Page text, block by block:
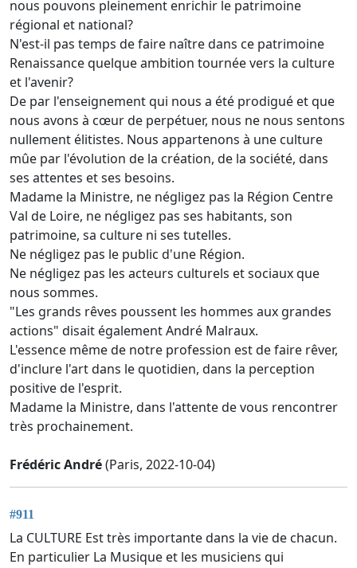
nous pouvons pleinement enrichir le patrimoine
régional et national?
N'est-il pas temps de faire naître dans ce patrimoine
Renaissance quelque ambition tournée vers la culture
et l'avenir?
De par l'enseignement qui nous a été prodigué et que
nous avons à cœur de perpétuer, nous ne nous sentons
nullement élitistes. Nous appartenons à une culture
mûe par l'évolution de la création, de la société, dans
ses attentes et ses besoins.
Madame la Ministre, ne négligez pas la Région Centre
Val de Loire, ne négligez pas ses habitants, son
patrimoine, sa culture ni ses tutelles.
Ne négligez pas le public d'une Région.
Ne négligez pas les acteurs culturels et sociaux que
nous sommes.
"Les grands rêves poussent les hommes aux grandes
actions" disait également André Malraux.
L'essence même de notre profession est de faire rêver,
d'inclure l'art dans le quotidien, dans la perception
positive de l'esprit.
Madame la Ministre, dans l'attente de vous rencontrer
très prochainement.
Frédéric André(Paris, 2022-10-04)
#911
La CULTURE Est très importante dans la vie de chacun.
En particulier La Musique et les musiciens qui